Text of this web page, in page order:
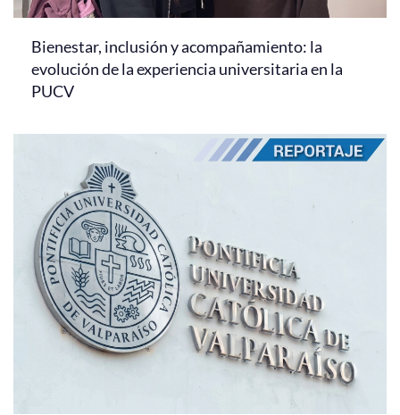
Bienestar, inclusión y acompañamiento: la
evolución de la experiencia universitaria en la
PUCV